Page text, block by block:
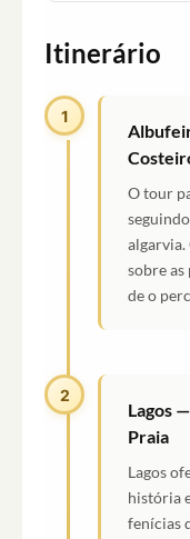
Itinerário
1
O tour
sobre as
de o
2
Lagos
Praia
Lagos
história
fenícias